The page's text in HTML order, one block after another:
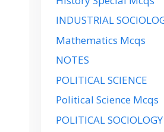
INDUSTRIAL
Mathematics Mcqs
NOTES
POLITICAL SCIENCE
Political Science Mcqs
POLITICAL SOCIOLOGY